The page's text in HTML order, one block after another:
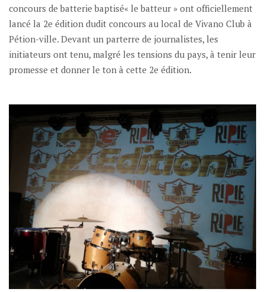
concours de batterie baptisé« le batteur » ont officiellement
lancé la 2e édition dudit concours au local de Vivano Club à
Pétion-ville. Devant un parterre de journalistes, les
initiateurs ont tenu, malgré les tensions du pays, à tenir leur
promesse et donner le ton à cette 2e édition.